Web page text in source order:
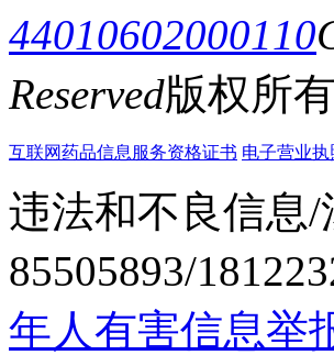
44010602000110
Reserved版权所
互联网药品信息服务资格证书 电子营业执
违法和不良信息
85505893/
年人有害信息举